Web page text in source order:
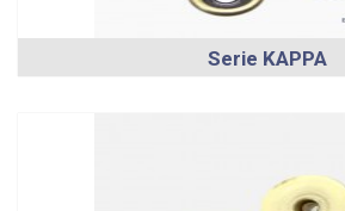
Serie KAPPA